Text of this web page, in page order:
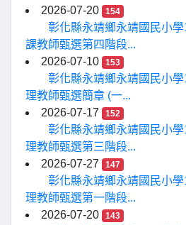
2026-07-20
154
彰化縣永靖鄉永靖國民小
課教師甄選第四階段...
2026-07-10
153
彰化縣永靖鄉永靖國民小
理教師甄選簡章 (一...
2026-07-17
152
彰化縣永靖鄉永靖國民小
理教師甄選第三階段...
2026-07-27
147
彰化縣永靖鄉永靖國民小
理教師甄選第一階段...
2026-07-20
143